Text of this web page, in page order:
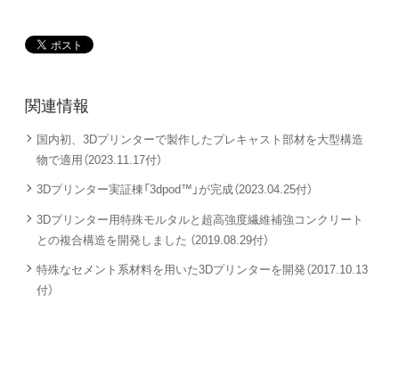
関連情報
国内初、3Dプリンターで製作したプレキャスト部材を大型構造
物で適用（2023.11.17付）
3Dプリンター実証棟「3dpod™」が完成（2023.04.25付）
3Dプリンター用特殊モルタルと超高強度繊維補強コンクリート
との複合構造を開発しました （2019.08.29付）
特殊なセメント系材料を用いた3Dプリンターを開発（2017.10.13
付）